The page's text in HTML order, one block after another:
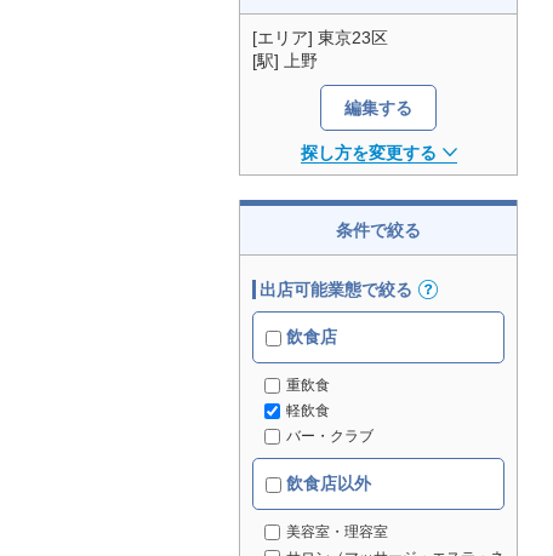
[エリア] 東京23区
[駅] 上野
編集する
探し方を変更する
条件で絞る
出店可能業態で絞る
飲食店
重飲食
軽飲食
バー・クラブ
飲食店以外
美容室・理容室